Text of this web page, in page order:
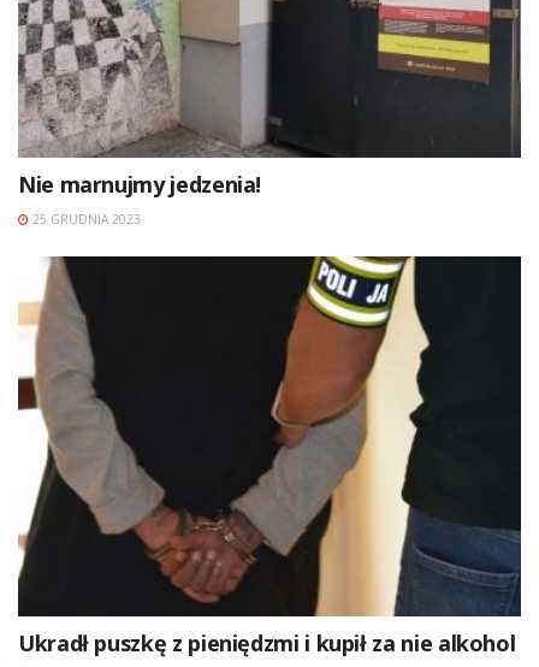
Nie marnujmy jedzenia!
25 GRUDNIA 2023
Ukradł puszkę z pieniędzmi i kupił za nie alkohol